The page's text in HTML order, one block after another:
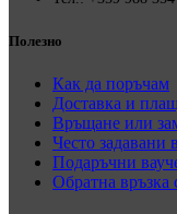
Полезно
Как да поръчам
Доставка и
Връщане или
Често задавани
Подаръчни
Обратна връзка